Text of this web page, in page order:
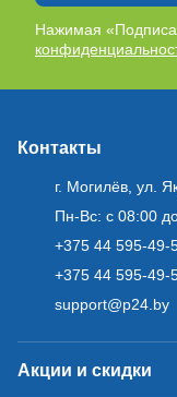
Нажимая
Контакты
г. Могилёв, ул.
Пн-Вс: с 08:00
+375 44 595-49-
+375 44 595-49-
support@p24.by
Акции и скидки